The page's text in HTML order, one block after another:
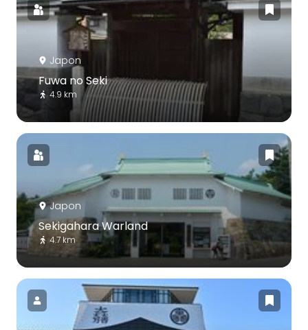
Japon
Fuwa no Seki
4.9 km
Japon
Sekigahara Warland
4.7 km